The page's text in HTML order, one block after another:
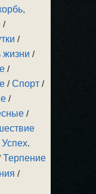
/
/
/
/
/Спорт /
/
/
.
Терпение
/